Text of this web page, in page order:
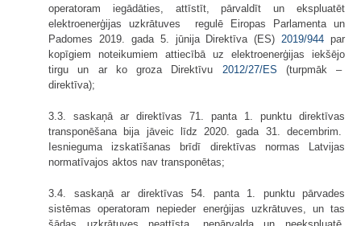
operatoram iegādāties, attīstīt, pārvaldīt un ekspluatēt
elektroenerģijas uzkrātuves regulē Eiropas Parlamenta un
Padomes 2019. gada 5. jūnija Direktīva (ES) 2019/944 par
kopīgiem noteikumiem attiecībā uz elektroenerģijas iekšējo
tirgu un ar ko groza Direktīvu 2012/27/ES (turpmāk –
direktīva);
3.3. saskaņā ar direktīvas 71. panta 1. punktu direktīvas
transponēšana bija jāveic līdz 2020. gada 31. decembrim.
Iesnieguma izskatīšanas brīdī direktīvas normas Latvijas
normatīvajos aktos nav transponētas;
3.4. saskaņā ar direktīvas 54. panta 1. punktu pārvades
sistēmas operatoram nepieder enerģijas uzkrātuves, un tas